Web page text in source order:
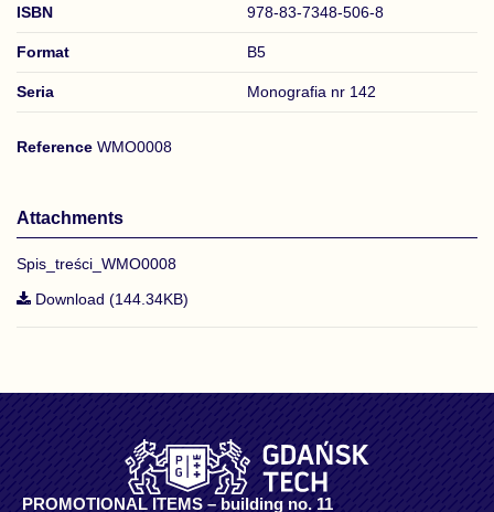
ISBN 978-83-7348-506-8
Format B5
Seria Monografia nr 142
Reference WMO0008
Attachments
Spis_treści_WMO0008
Download (144.34KB)
PROMOTIONAL ITEMS – building no. 11